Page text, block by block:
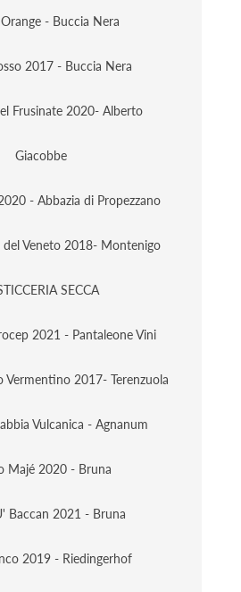
- Buccia Nera
2017 - Buccia Nera
Frusinate 2020- Alberto
Giacobbe
- Abbazia di Propezzano
del Veneto 2018- Montenigo
SECCA
2021 - Pantaleone Vini
Vermentino 2017- Terenzuola
Vulcanica - Agnanum
Majé 2020 - Bruna
Baccan 2021 - Bruna
2019 - Riedingerhof